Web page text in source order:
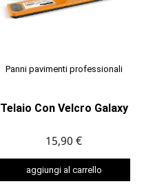
Panni pavimenti professionali
Telaio Con Velcro Galaxy
15,90 €
aggiungi al carrello